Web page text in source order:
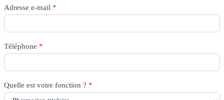
Adresse e-mail *
Téléphone *
Quelle est votre fonction ? *